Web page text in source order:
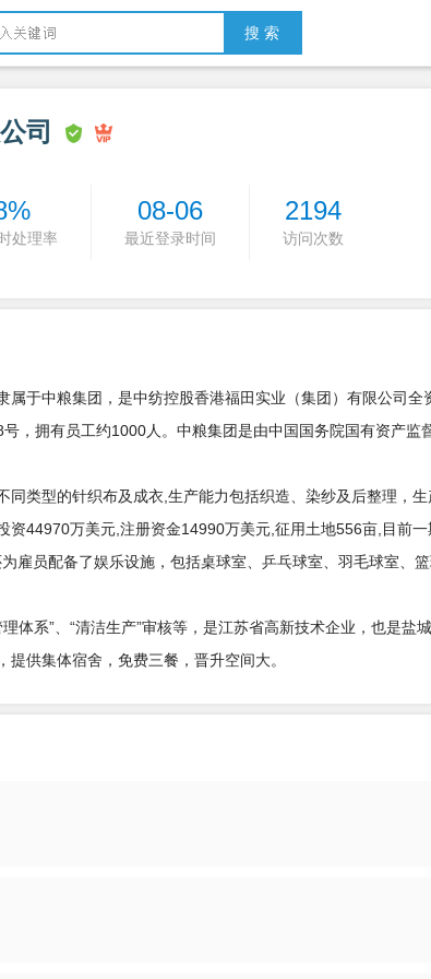
搜 索
司
处理率
08-06
最近登录时间
2194
访问次数
属于中粮集团，是中纺控股香港福田实业（集团）有限公司全
，拥有员工约1000人。中粮集团是由中国国务院国有资产监
类型的针织布及成衣,生产能力包括织造、染纱及后整理，
资44970万美元,注册资金14990万美元,征用土地556亩,目前
雇员配备了娱乐设施，包括桌球室、乒乓球室、羽毛球室、
体系”、“清洁生产”审核等，是江苏省高新技术企业，也是盐
供集体宿舍，免费三餐，晋升空间大。